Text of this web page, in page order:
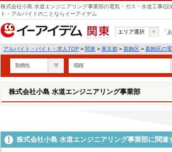
株式会社小島 水道エンジニアリング事業部の電気・ガス・水道工事/設
ト・アルバイトのことならイーアイデム
関東
エリア選択 「
アルバイト・バイト・求人TOP > 関東 > 東京都 > 葛飾区 > 葛飾区の
勤務地 職種
株式会社小島 水道エンジニアリング事業部
株式会社小島 水道エンジニアリング事業部に関連